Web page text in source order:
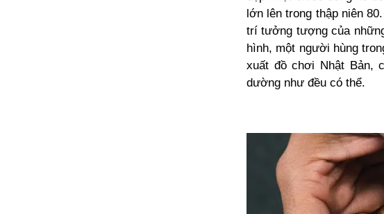
lớn lên trong thập niên
trí tưởng tượng của
hình, một người hùng
xuất đồ chơi Nhật Bản,
dường như đều có thể.